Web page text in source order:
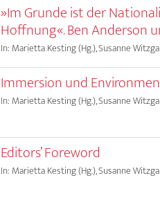
»Im Grunde ist der
Hoffnung«. Ben Anderson
In: Marietta Kesting (Hg.), Susanne
Immersion und
In: Marietta Kesting (Hg.), Susanne
Editors’ Foreword
In: Marietta Kesting (Hg.), Susanne